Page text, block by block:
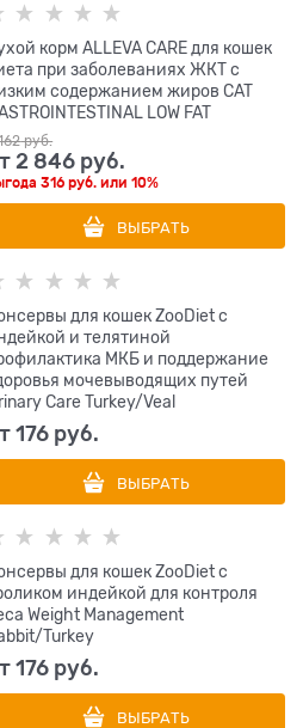
корм ALLEVA CARE для кошек
при заболеваниях ЖКТ с
содержанием жиров CAT
LOW FAT
руб.
2 846 руб.
316 руб. или10%
ВЫБРАТЬ
для кошек ZooDiet с
и телятиной
МКБ и поддержание
мочевыводящих путей
Care Turkey/Veal
176 руб.
ВЫБРАТЬ
для кошек ZooDiet с
индейкой для контроля
Weight Management
Turkey
176 руб.
ВЫБРАТЬ